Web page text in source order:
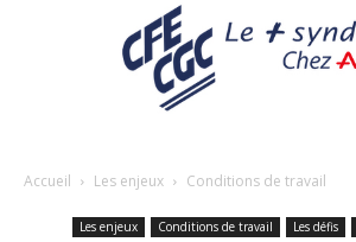
Accueil Les enjeux Conditions de travail
Les enjeux Conditions de travail Les défis